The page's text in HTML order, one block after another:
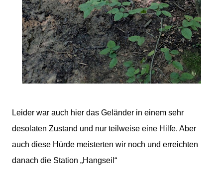
Leider war auch hier das Geländer in einem sehr
desolaten Zustand und nur teilweise eine Hilfe. Aber
auch diese Hürde meisterten wir noch und erreichten
danach die Station „Hangseil“